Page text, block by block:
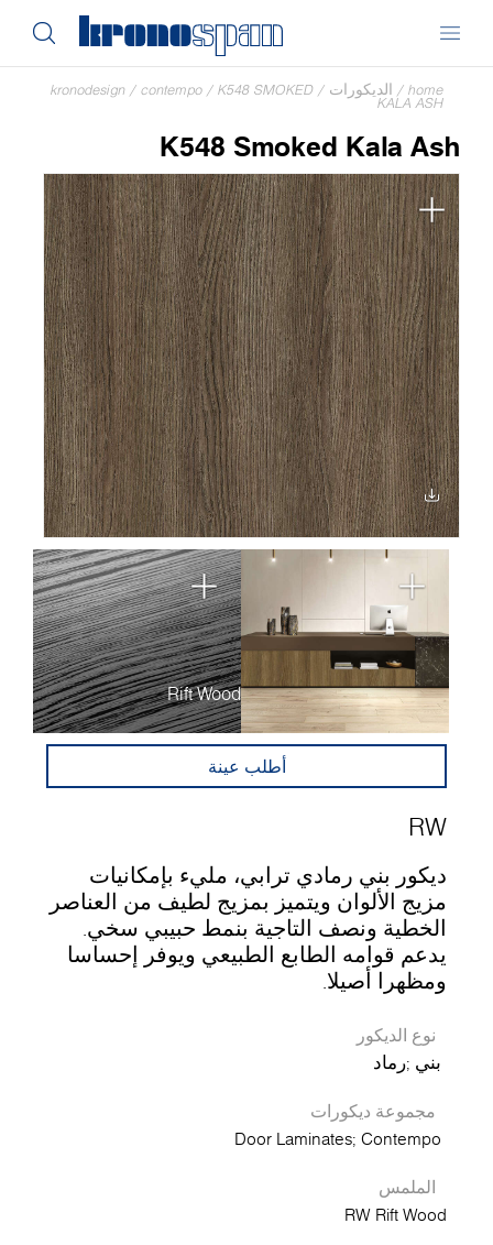
home
/ الديكورات /
kronodesign / contempo / K548 SMOKED
KALA ASH
K548 Smoked Kala Ash
Rift Wood
RW
أطلب عينة
ديكور بني رمادي ترابي، مليء بإمكانيات
مزيج الألوان ويتميز بمزيج لطيف من العناصر
الخطية ونصف التاجية بنمط حبيبي سخي.
يدعم قوامه الطابع الطبيعي ويوفر إحساسا
ومظهرا أصيلا.
نوع الديكور
بني رماد
مجموعة ديكورات
Contempo
Door Laminates
الملمس
RW Rift Wood